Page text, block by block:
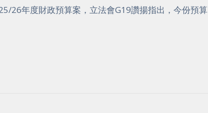
26年度財政預算案，立法會G19讚揚指出，今份預算